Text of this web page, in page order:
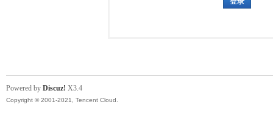
Powered by Discuz! X3.4
Copyright © 2001-2021, Tencent Cloud.